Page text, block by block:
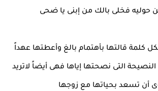
فخلى بالك من إبنى يا ضحى
قالتها بأهتمام بالغ وأعطتها عهداً
التى نصحتها إياها فهى أيضاً لاتريد
أن تسعد بحياتها مع زوجها